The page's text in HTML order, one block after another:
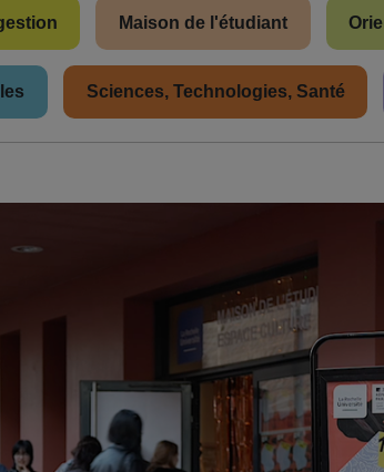
Maison de l'étudiant
Sciences, Technologies, Santé